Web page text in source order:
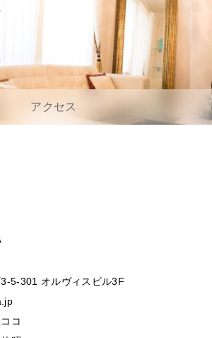
アクセス
5-301 オルヴィスビル3F
コ